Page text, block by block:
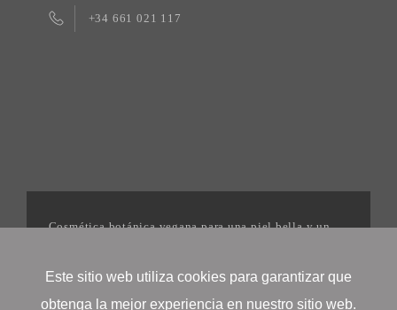
+34 661 021 117
Cosmética botánica vegana para una piel bella y un
Este sitio web utiliza cookies para garantizar que
obtenga la mejor experiencia en nuestro sitio web.